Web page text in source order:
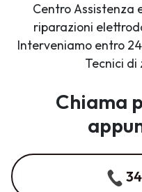
Centro Assistenza
riparazioni
Interveniamo entro
Tecnici di
Chiama